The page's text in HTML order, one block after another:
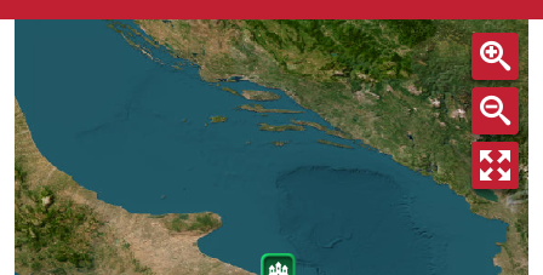
IX Settimana della Biodiversità Pugliese